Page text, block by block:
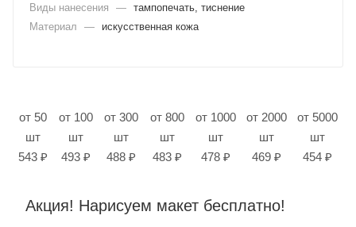
Виды нанесения
— тампопечать, тиснение
Материал
— искусственная кожа
от 50
шт
543 ₽
от 100
шт
493 ₽
от 300
шт
488 ₽
от 800
шт
483 ₽
от 1000
шт
478 ₽
от 2000
шт
469 ₽
от 5000
шт
454 ₽
Акция! Нарисуем макет бесплатно!